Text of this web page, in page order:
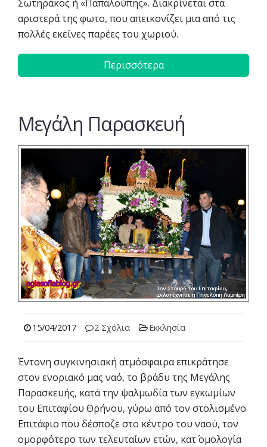
Σωτηράκος ή «Παπαλούπης». Διακρίνεται στα
αριστερά της φωτο, που απεικονίζει μια από τις
πολλές εκείνες παρέες του χωριού.
Περισσότερα
Μεγάλη Παρασκευή
15/04/2017 2 Σχόλια Εκκλησία
Έντονη συγκινησιακή ατμόσφαιρα επικράτησε
στον ενοριακό μας ναό, το βράδυ της Μεγάλης
Παρασκευής, κατά την ψαλμωδία των εγκωμίων
του Επιταφίου Θρήνου, γύρω από τον στολισμένο
Επιτάφιο που δέσποζε στο κέντρο του ναού, τον
ομορφότερο των τελευταίων ετών, κατ΄ ομολογία